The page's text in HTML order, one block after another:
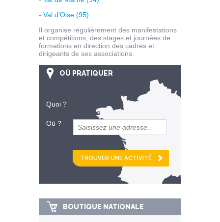
- Val d'Oise (95)
Il organise régulièrement des manifestations
et compétitions, des stages et journées de
formations en direction des cadres et
dirigeants de ses associations.
OÙ PRATIQUER
Quoi ?
Où ?
et
km alentour
BOUTIQUE NATIONALE